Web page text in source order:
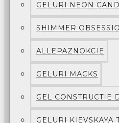
GELURI NEON
SHIMMER
ALLEPAZNOKCIE
GELURI MACKS
GEL CONSTRUCTIE
GELURI KIEVSKAYA